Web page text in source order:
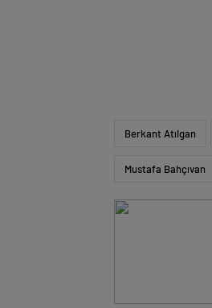
Berkant Atılgan
Mustafa Bahçıvan